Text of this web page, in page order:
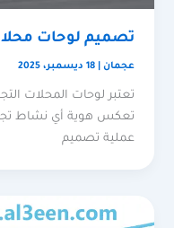
تصميم لوحات
عجمان |18 ديسمبر، 2025
تعتبر لوحات المحلات
تعكس هوية أي نشاط
عملية تصميم